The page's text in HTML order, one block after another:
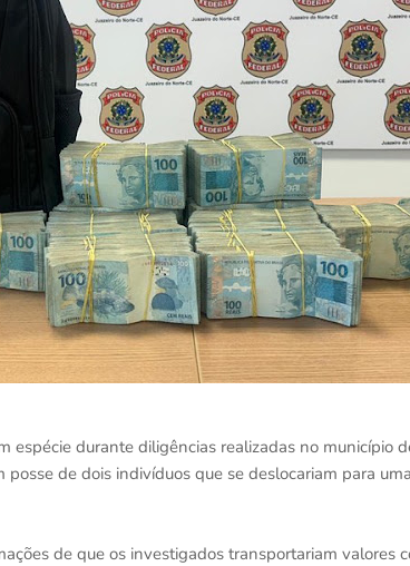
durante diligências realizadas no município
de dois indivíduos que se deslocariam para
de que os investigados transportariam valores